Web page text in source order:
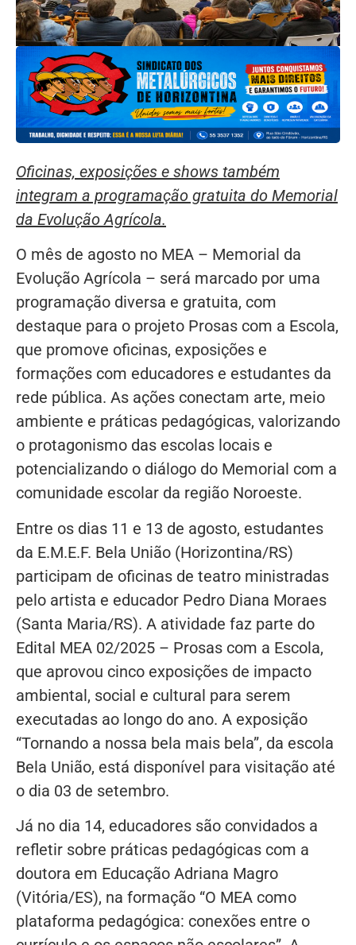
Oficinas, exposições e shows também
integram a programação gratuita do Memorial
da Evolução Agrícola.
O mês de agosto no MEA – Memorial da
Evolução Agrícola – será marcado por uma
programação diversa e gratuita, com
destaque para o projeto Prosas com a Escola,
que promove oficinas, exposições e
formações com educadores e estudantes da
rede pública. As ações conectam arte, meio
ambiente e práticas pedagógicas, valorizando
o protagonismo das escolas locais e
potencializando o diálogo do Memorial com a
comunidade escolar da região Noroeste.
Entre os dias 11 e 13 de agosto, estudantes
da E.M.E.F. Bela União (Horizontina/RS)
participam de oficinas de teatro ministradas
pelo artista e educador Pedro Diana Moraes
(Santa Maria/RS). A atividade faz parte do
Edital MEA 02/2025 – Prosas com a Escola,
que aprovou cinco exposições de impacto
ambiental, social e cultural para serem
executadas ao longo do ano. A exposição
“Tornando a nossa bela mais bela”, da escola
Bela União, está disponível para visitação até
o dia 03 de setembro.
Já no dia 14, educadores são convidados a
refletir sobre práticas pedagógicas com a
doutora em Educação Adriana Magro
(Vitória/ES), na formação “O MEA como
plataforma pedagógica: conexões entre o